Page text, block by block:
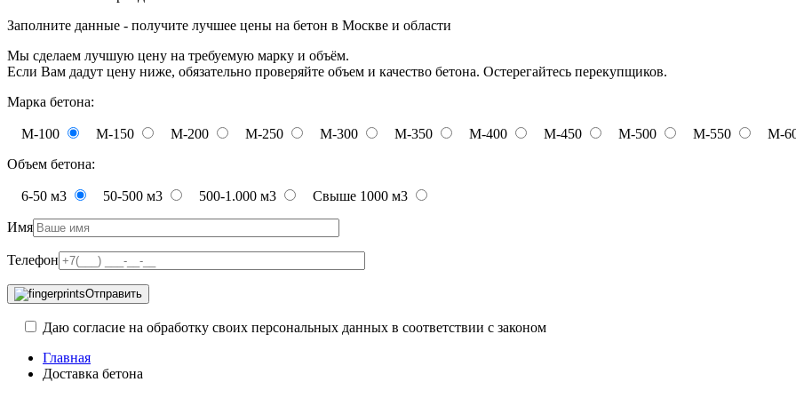
Заполните данные - получите лучшее цены на бетон в Москве и области
Мы сделаем лучшую цену на требуемую марку и объём.
Если Вам дадут цену ниже, обязательно проверяйте объем и качество бетона. Остерегайтесь перекупщиков.
Марка бетона:
М-100 М-150 М-200 М-250 М-300 М-350 М-400 М-450 М-500 М-550
М-
Объем бетона:
6-50 м3 50-500 м3 500-1.000 м3 Свыше 1000 м3
Имя
Телефон
Отправить
Даю согласие на обработку своих персональных данных в соответствии с законом
Главная
Доставка бетона